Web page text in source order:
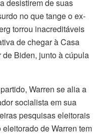
desistirem de suas
no que tange o ex-
torrou inacreditáveis
de chegar à Casa
Biden, junto à cúpula
Warren se alia a
socialista em sua
pesquisas eleitorais
de Warren tem